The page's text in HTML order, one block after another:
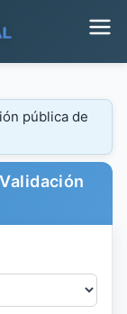
pública de